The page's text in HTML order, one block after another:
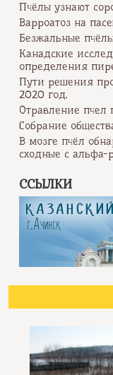
Пчёлы узнают
Варроатоз на
Безжальные
Канадские
определения
Пути решения
2020 год.
Отравление пчел
Собрание
В мозге пчёл
сходные с альфа-
ССЫЛКИ